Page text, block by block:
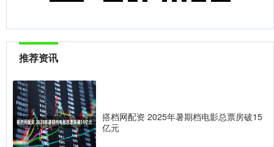
推荐资讯
搭档网配资 2025年暑期档电影总票房破15
亿元